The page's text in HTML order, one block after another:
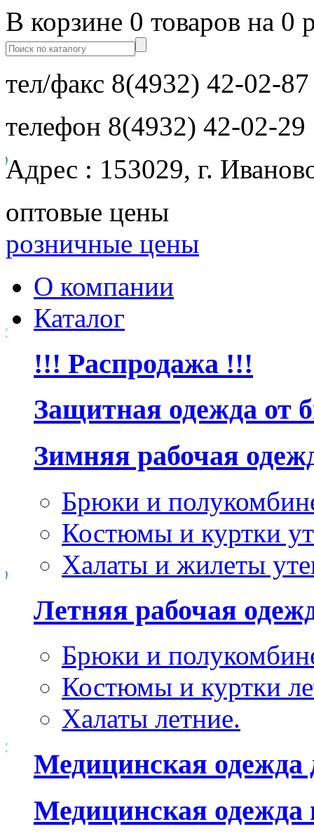
В корзине 0 товаров на 0
тел/факс 8(4932) 42-02-87
телефон 8(4932) 42-02-29
Адрес : 153029, г.
оптовые цены
розничные цены
О компании
Каталог
!!! Распродажа !!!
Защитная одежда от
Зимняя рабочая
Брюки и
Костюмы и куртки
Халаты и жилеты
Летняя рабочая
Брюки и
Костюмы и куртки
Халаты летние.
Медицинская
Медицинская одежда